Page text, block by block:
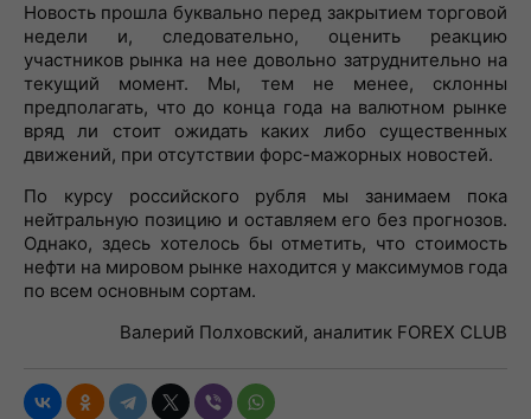
Новость прошла буквально перед закрытием торговой
недели и, следовательно, оценить реакцию
участников рынка на нее довольно затруднительно на
текущий момент. Мы, тем не менее, склонны
предполагать, что до конца года на валютном рынке
вряд ли стоит ожидать каких либо существенных
движений, при отсутствии форс-мажорных новостей.
По курсу российского рубля мы занимаем пока
нейтральную позицию и оставляем его без прогнозов.
Однако, здесь хотелось бы отметить, что стоимость
нефти на мировом рынке находится у максимумов года
по всем основным сортам.
Валерий Полховский, аналитик FOREX CLUB